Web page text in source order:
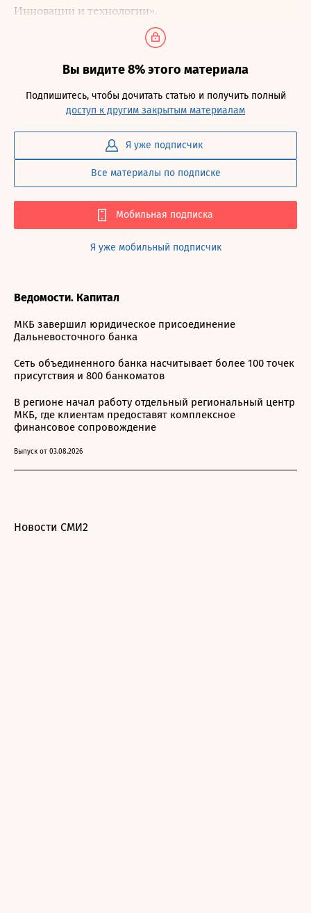
Инновации и технологии».
Вы видите 8% этого материала
Подпишитесь, чтобы дочитать статью и получить полный
доступ к другим закрытым материалам
Я уже подписчик
Все материалы по подписке
Мобильная подписка
Я уже мобильный подписчик
Ведомости. Капитал
МКБ завершил юридическое присоединение
Дальневосточного банка
Сеть объединенного банка насчитывает более 100 точек
присутствия и 800 банкоматов
В регионе начал работу отдельный региональный центр
МКБ, где клиентам предоставят комплексное
финансовое сопровождение
Выпуск от 03.08.2026
Новости СМИ2